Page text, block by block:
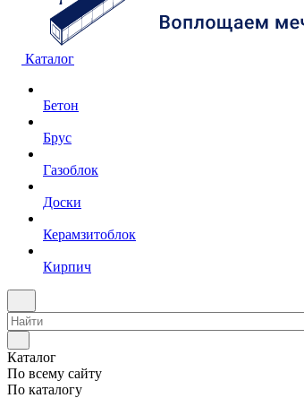
Каталог
Бетон
Брус
Газоблок
Доски
Керамзитоблок
Кирпич
Каталог
По всему сайту
По каталогу